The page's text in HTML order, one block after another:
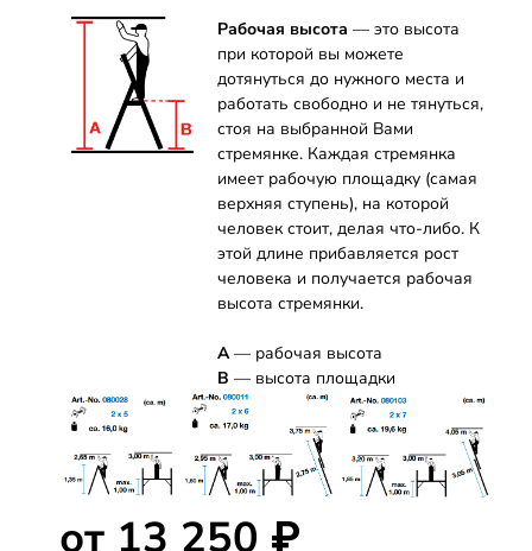
Рабочая высота — это высота
при которой вы можете
дотянуться до нужного места и
работать свободно и не тянуться,
стоя на выбранной Вами
стремянке. Каждая стремянка
имеет рабочую площадку (самая
верхняя ступень), на которой
человек стоит, делая что-либо. К
этой длине прибавляется рост
человека и получается рабочая
высота стремянки.
А— рабочая высота
B — высота площадки
от 13 250 ₽